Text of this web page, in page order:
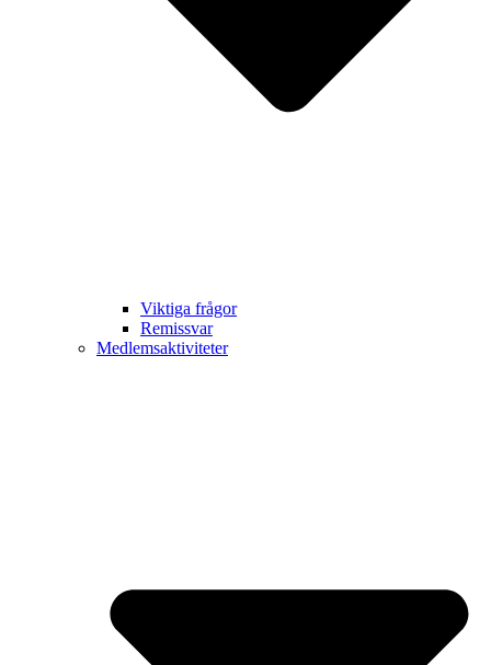
Viktiga frågor
Remissvar
Medlemsaktiviteter